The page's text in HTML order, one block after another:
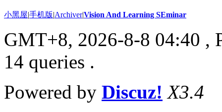
小黑屋|手机版|Archiver|Vision And Learning SEminar
GMT+8, 2026-8-8 04:40 ,
14 queries .
Powered by Discuz! X3.4